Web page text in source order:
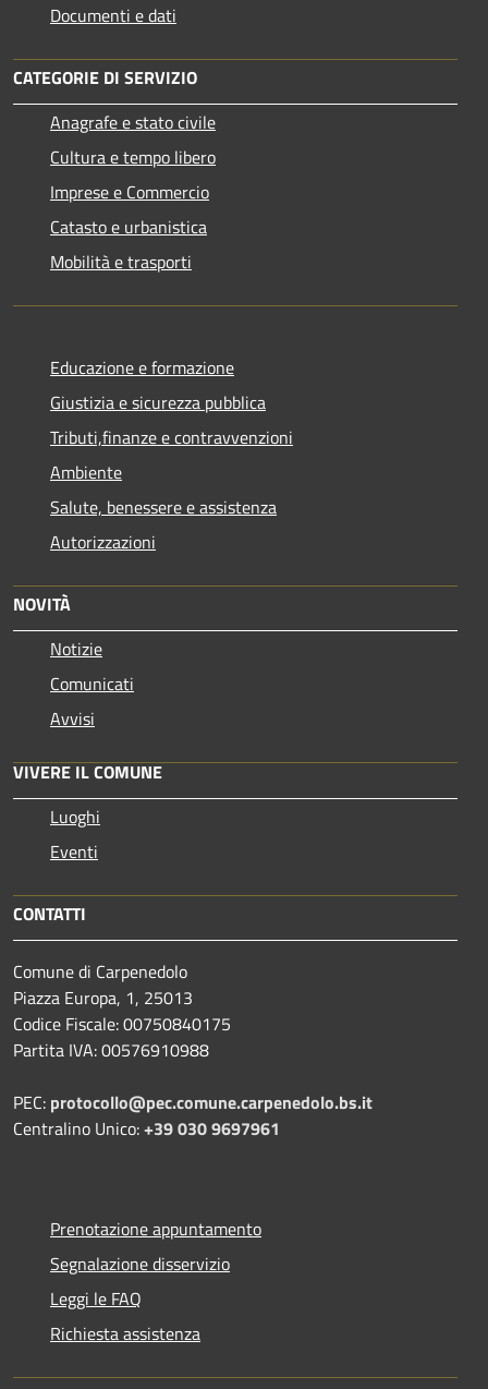
Documenti e dati
CATEGORIE DI SERVIZIO
Anagrafe e stato civile
Cultura e tempo libero
Imprese e Commercio
Catasto e urbanistica
Mobilità e trasporti
Educazione e formazione
Giustizia e sicurezza pubblica
Tributi,finanze e contravvenzioni
Ambiente
Salute, benessere e assistenza
Autorizzazioni
NOVITÀ
Notizie
Comunicati
Avvisi
VIVERE IL COMUNE
Luoghi
Eventi
CONTATTI
Comune di Carpenedolo
Piazza Europa, 1, 25013
Codice Fiscale: 00750840175
Partita IVA: 00576910988
PEC: protocollo@pec.comune.carpenedolo.bs.it
Centralino Unico:+39 030 9697961
Prenotazione appuntamento
Segnalazione disservizio
Leggi le FAQ
Richiesta assistenza